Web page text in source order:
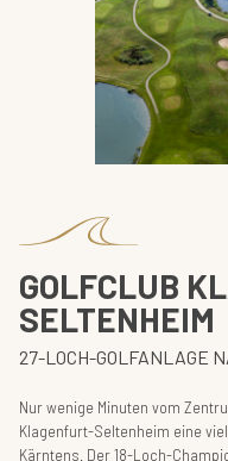
GOLFCLUB
SELTENHEIM
27-LOCH-GOLFANLAGE
Nur wenige Minuten vom
Klagenfurt-Seltenheim eine
Kärntens. Der 18-Loch-